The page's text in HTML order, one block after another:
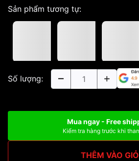
Sản phẩm tương tự:
Số lượng:
Mua ngay - Free
Kiểm tra hàng trước khi
THÊM VÀO GIỎ